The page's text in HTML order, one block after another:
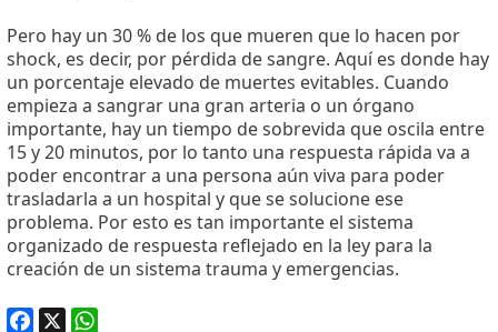
Pero hay un 30 % de los que mueren que lo hacen por
shock, es decir, por pérdida de sangre. Aquí es donde hay
un porcentaje elevado de muertes evitables. Cuando
empieza a sangrar una gran arteria o un órgano
importante, hay un tiempo de sobrevida que oscila entre
15 y 20 minutos, por lo tanto una respuesta rápida va a
poder encontrar a una persona aún viva para poder
trasladarla a un hospital y que se solucione ese
problema. Por esto es tan importante el sistema
organizado de respuesta reflejado en la ley para la
creación de un sistema trauma y emergencias.